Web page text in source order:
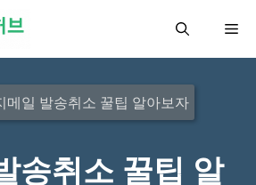
메
메일 발송취소 꿀팁 알아보자
송취소 꿀팁 알